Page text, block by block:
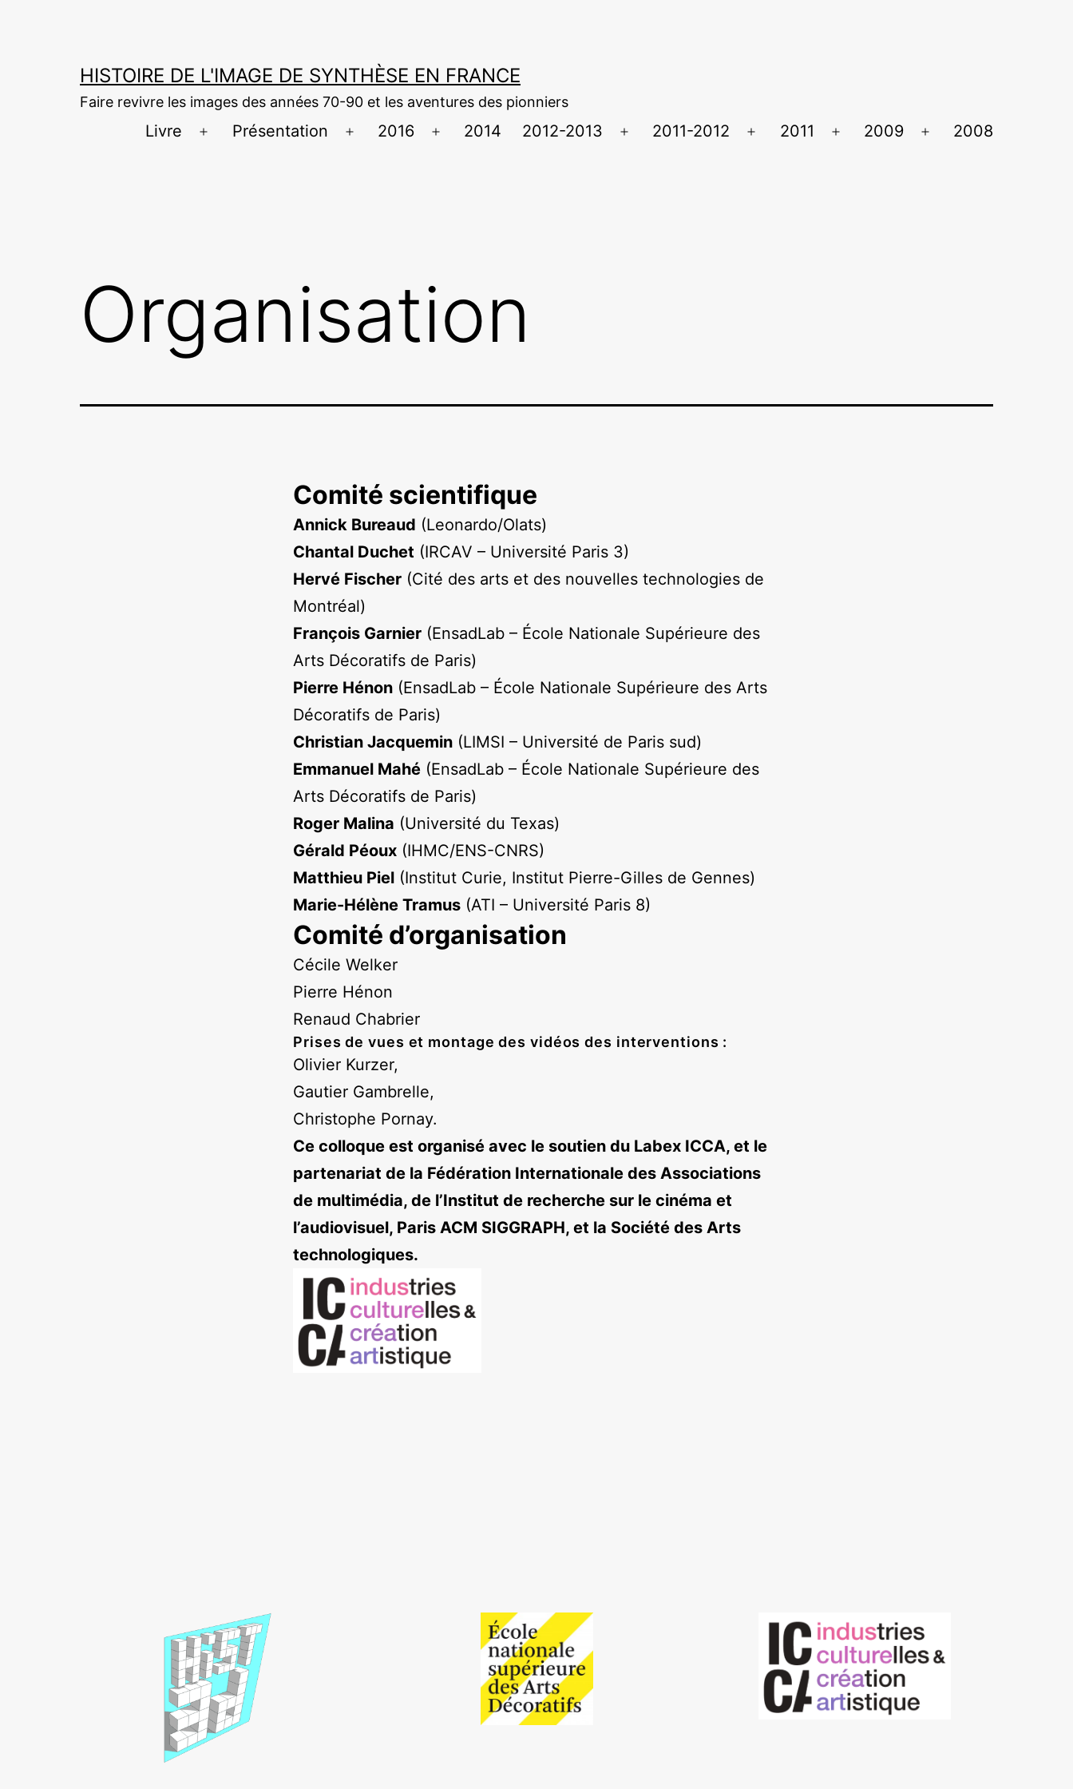
HISTOIRE DE L'IMAGE DE SYNTHÈSE EN FRANCE
Faire revivre les images des années 70-90 et les aventures des pionniers
Livre
Ouvrir
Présentation
Ouvrir
2016
Ouvrir
2014 2012-2013
Ouvrir
2011-2012
Ouvrir
2011
Ouvrir
2009
Ouvrir
2008
Organisation
Comité scientifique
Annick Bureaud (Leonardo/Olats)
Chantal Duchet (IRCAV – Université Paris 3)
Hervé Fischer (Cité des arts et des nouvelles technologies de
Montréal)
François Garnier (EnsadLab – École Nationale Supérieure des
Arts Décoratifs de Paris)
Pierre Hénon (EnsadLab – École Nationale Supérieure des Arts
Décoratifs de Paris)
Christian Jacquemin (LIMSI – Université de Paris sud)
Emmanuel Mahé (EnsadLab – École Nationale Supérieure des
Arts Décoratifs de Paris)
Roger Malina (Université du Texas)
Gérald Péoux (IHMC/ENS-CNRS)
Matthieu Piel (Institut Curie, Institut Pierre-Gilles de Gennes)
Marie-Hélène Tramus (ATI – Université Paris 8)
Comité d’organisation
Cécile Welker
Pierre Hénon
Renaud Chabrier
Prises de vues et montage des vidéos des interventions :
Olivier Kurzer,
Gautier Gambrelle,
Christophe Pornay.
Ce colloque est organisé avec le soutien du Labex ICCA, et le
partenariat de la Fédération Internationale des Associations
de multimédia, de l’Institut de recherche sur le cinéma et
l’audiovisuel, Paris ACM SIGGRAPH, et la Société des Arts
technologiques.